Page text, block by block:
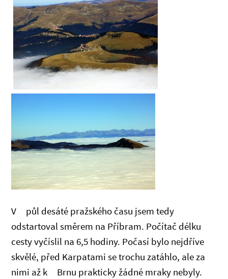
V půl desáté pražského času jsem tedy
odstartoval směrem na Příbram. Počítač délku
cesty vyčíslil na 6,5 hodiny. Počasí bylo nejdříve
skvělé, před Karpatami se trochu zatáhlo, ale za
nimi až k Brnu prakticky žádné mraky nebyly.